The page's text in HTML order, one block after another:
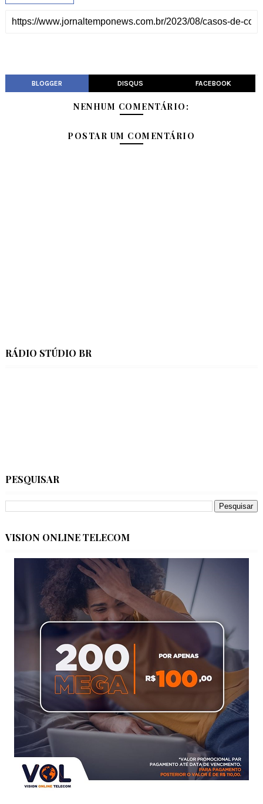
BLOGGER DISQUS FACEBOOK
NENHUM COMENTÁRIO:
POSTAR UM COMENTÁRIO
RÁDIO STÚDIO BR
PESQUISAR
VISION ONLINE TELECOM